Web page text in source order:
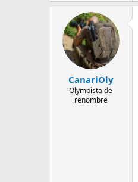
CanariOly
Olympista de
renombre